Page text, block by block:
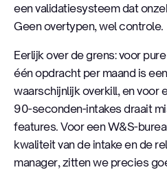
een validatiesysteem dat
Geen overtypen, wel controle.
Eerlijk over de grens: voor
één opdracht per maand is
waarschijnlijk overkill, en voor
90-seconden-intakes draait
features. Voor een W&S-
kwaliteit van de intake en de
manager, zitten we precies